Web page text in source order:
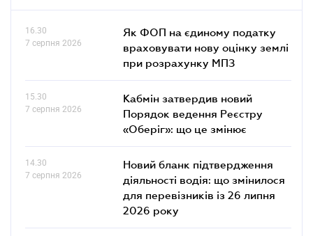
16.30
7 серпня 2026
Як ФОП на єдиному податку
враховувати нову оцінку землі
при розрахунку МПЗ
15.30
7 серпня 2026
Кабмін затвердив новий
Порядок ведення Реєстру
«Оберіг»: що це змінює
14.30
7 серпня 2026
Новий бланк підтвердження
діяльності водія: що змінилося
для перевізників із 26 липня
2026 року